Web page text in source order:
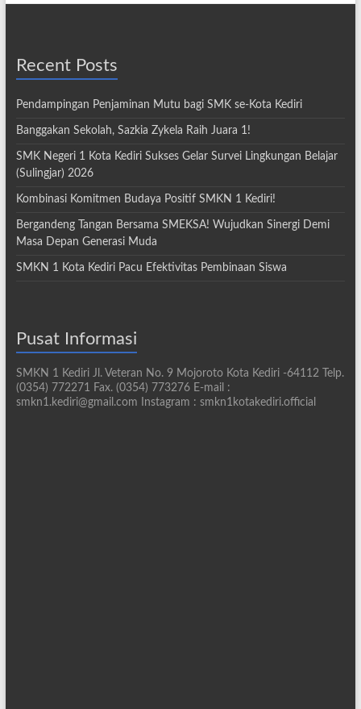
Recent Posts
Pendampingan Penjaminan Mutu bagi SMK se-Kota Kediri
Banggakan Sekolah, Sazkia Zykela Raih Juara 1!
SMK Negeri 1 Kota Kediri Sukses Gelar Survei Lingkungan Belajar
(Sulingjar) 2026
Kombinasi Komitmen Budaya Positif SMKN 1 Kediri!
Bergandeng Tangan Bersama SMEKSA! Wujudkan Sinergi Demi
Masa Depan Generasi Muda
SMKN 1 Kota Kediri Pacu Efektivitas Pembinaan Siswa
Pusat Informasi
SMKN 1 Kediri Jl. Veteran No. 9 Mojoroto Kota Kediri -64112 Telp.
(0354) 772271 Fax. (0354) 773276 E-mail :
smkn1.kediri@gmail.com Instagram : smkn1kotakediri.official